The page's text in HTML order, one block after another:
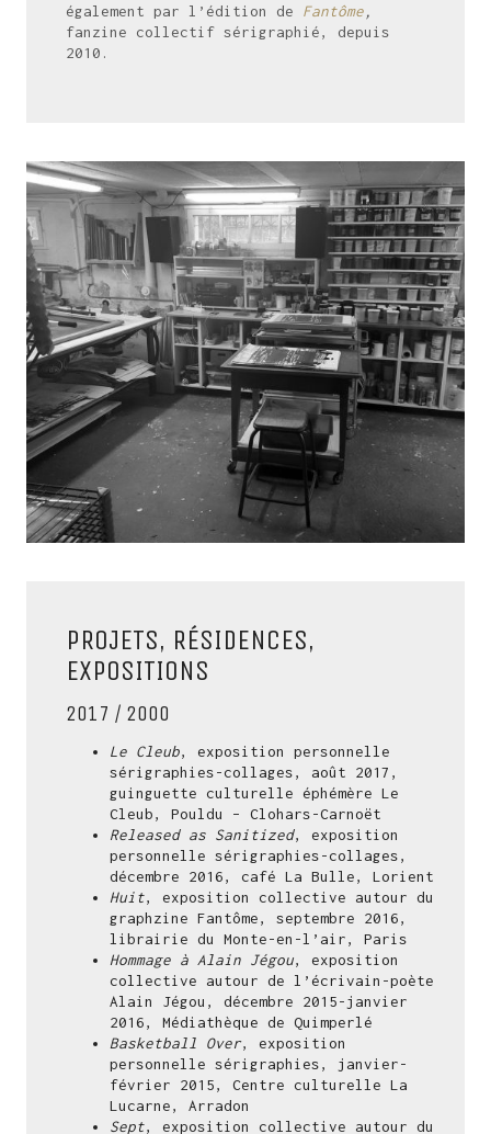
également par l’édition de Fantôme,
fanzine collectif sérigraphié, depuis
2010.
PROJETS, RÉSIDENCES,
EXPOSITIONS
2017 / 2000
Le Cleub, exposition personnelle
sérigraphies-collages, août 2017,
guinguette culturelle éphémère Le
Cleub, Pouldu – Clohars-Carnoët
Released as Sanitized, exposition
personnelle sérigraphies-collages,
décembre 2016, café La Bulle, Lorient
Huit, exposition collective autour du
graphzine Fantôme, septembre 2016,
librairie du Monte-en-l’air, Paris
Hommage à Alain Jégou, exposition
collective autour de l’écrivain-poète
Alain Jégou, décembre 2015-janvier
2016, Médiathèque de Quimperlé
Basketball Over, exposition
personnelle sérigraphies, janvier-
février 2015, Centre culturelle La
Lucarne, Arradon
Sept, exposition collective autour du